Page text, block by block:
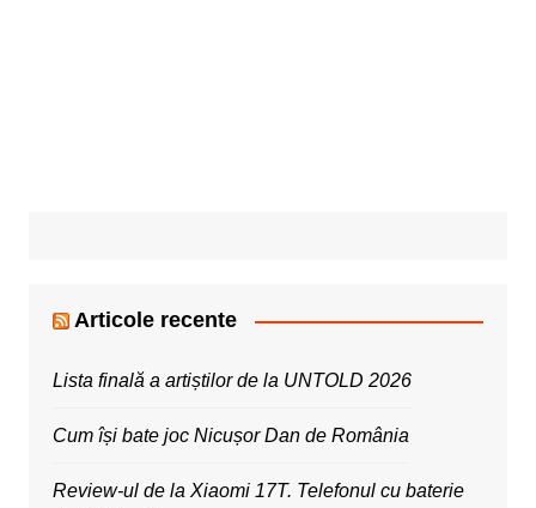
Articole recente
Lista finală a artiștilor de la UNTOLD 2026
Cum își bate joc Nicușor Dan de România
Review-ul de la Xiaomi 17T. Telefonul cu baterie